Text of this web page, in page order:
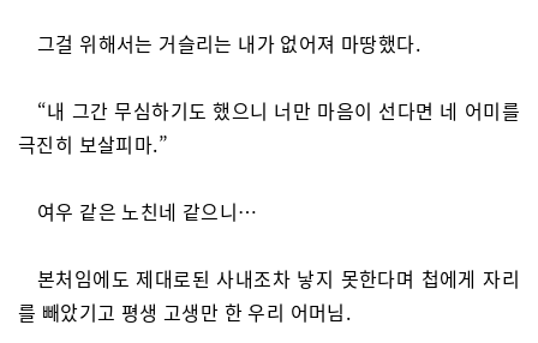
그걸 위해서는 거슬리는 내가 없어져 마땅했다.
“내 그간 무심하기도 했으니 너만 마음이 선다면 네 어미를
극진히 보살피마.”
여우 같은 노친네 같으니…
본처임에도 제대로된 사내조차 낳지 못한다며 첩에게 자리
를 빼았기고 평생 고생만 한 우리 어머님.